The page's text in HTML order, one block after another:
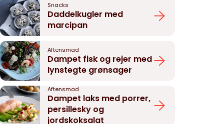
Snacks
Daddelkugler med
marcipan
Aftensmad
Dampet fisk og rejer med
lynstegte grønsager
Aftensmad
Dampet laks med porrer,
persillesky og
jordskoksalat